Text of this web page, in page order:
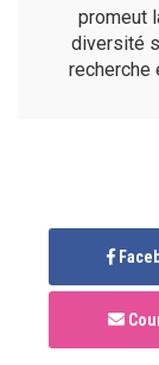
promeut
diversité
recherche